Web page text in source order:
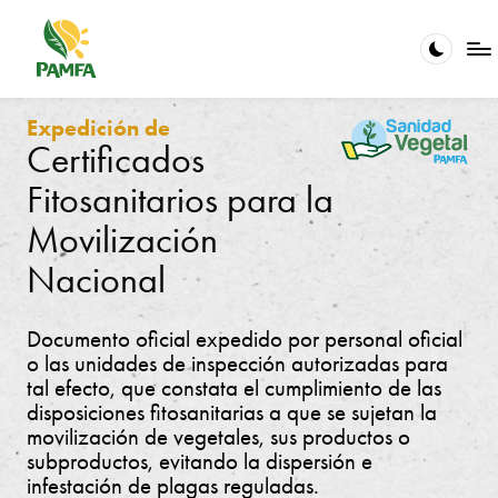
Saltar
contenido
V
e
ri
fi
c
a
ó
n
y
C
La
calidad
en
el
servicio
es
nuestra
pasión
Expedición de
Certificados
Fitosanitarios para la
Movilización
Nacional
Documento oficial expedido por personal oficial
o las unidades de inspección autorizadas para
tal efecto, que constata el cumplimiento de las
disposiciones fitosanitarias a que se sujetan la
movilización de vegetales, sus productos o
subproductos, evitando la dispersión e
infestación de plagas reguladas.